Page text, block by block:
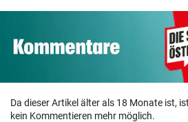
Da dieser Artikel älter als 18 Monate ist,
kein Kommentieren mehr möglich.